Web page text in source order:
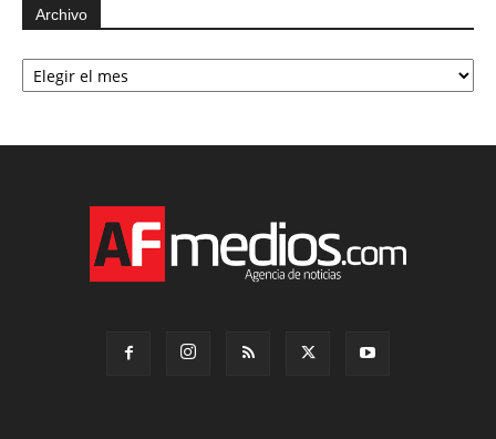
Archivo
Archivo